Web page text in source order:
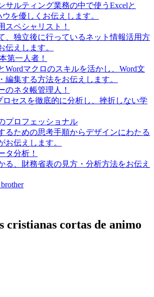
サルティング業務の中で使うExcelと
を優しくお伝えします。
、独立後に行っているネット情報活用方
伝えします。
Wordマクロのスキルを活かし、Word文
編集する方法をお伝えします。
ロセスを徹底的に分析し、挫折しない学
るための思考手順からデザインにわたる
お伝えします。
る、財務省表の見方・分析方法をお伝え
cristianas cortas de animo